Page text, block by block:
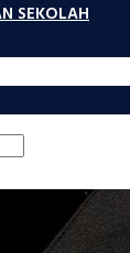
SEKOLAH